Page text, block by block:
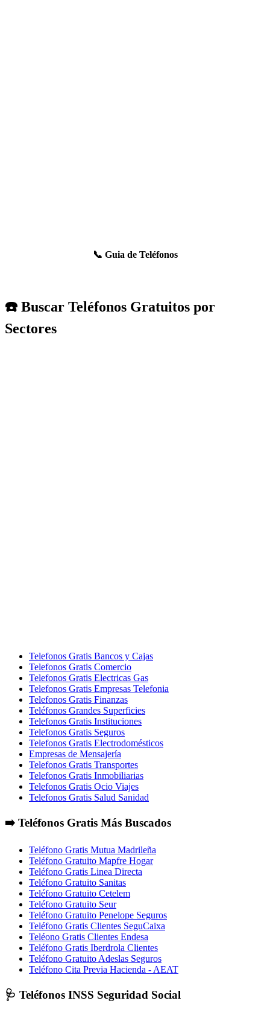
📞 Guia de Teléfonos
☎️ Buscar Teléfonos Gratuitos por
Sectores
Telefonos Gratis Bancos y Cajas
Telefonos Gratis Comercio
Telefonos Gratis Electricas Gas
Telefonos Gratis Empresas Telefonia
Telefonos Gratis Finanzas
Teléfonos Grandes Superficies
Telefonos Gratis Instituciones
Telefonos Gratis Seguros
Telefonos Gratis Electrodomésticos
Empresas de Mensajería
Telefonos Gratis Transportes
Telefonos Gratis Inmobiliarias
Telefonos Gratis Ocio Viajes
Telefonos Gratis Salud Sanidad
➡️ Teléfonos Gratis Más Buscados
Teléfono Gratis Mutua Madrileña
Teléfono Gratuito Mapfre Hogar
Teléfono Gratis Linea Directa
Teléfono Gratuito Sanitas
Teléfono Gratuito Cetelem
Teléfono Gratuito Seur
Teléfono Gratuito Penelope Seguros
Teléfono Gratis Clientes SeguCaixa
Teléono Gratis Clientes Endesa
Teléfono Gratis Iberdrola Clientes
Teléfono Gratuito Adeslas Seguros
Teléfono Cita Previa Hacienda - AEAT
🩺 Teléfonos INSS Seguridad Social